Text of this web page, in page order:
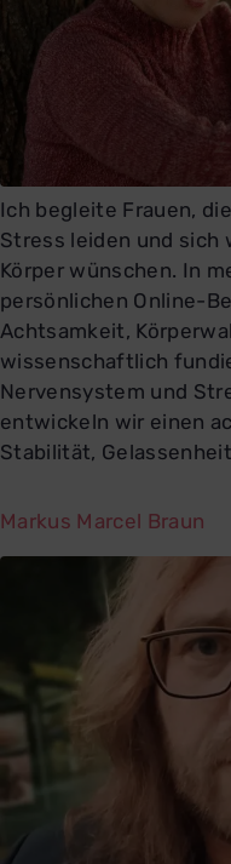
Ich begleite Frauen,
Stress leiden und sich
Körper wünschen. In
persönlichen Online-
Achtsamkeit,
wissenschaftlich
Nervensystem und
entwickeln wir einen
Stabilität,
Markus Marcel Braun